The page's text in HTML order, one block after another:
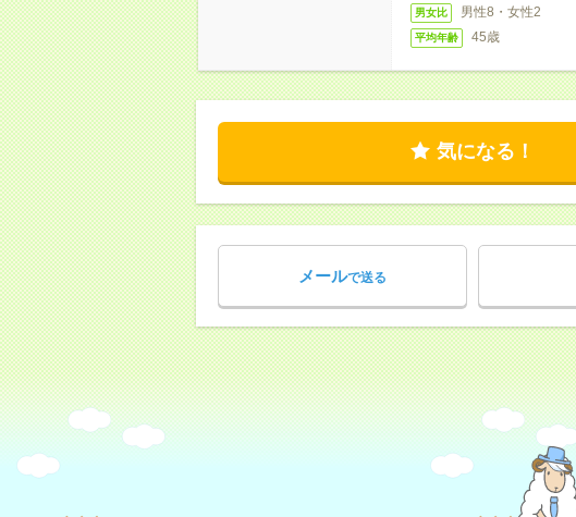
男女比 男性8・女性2
平均年齢 45歳
気になる！
メールで送る